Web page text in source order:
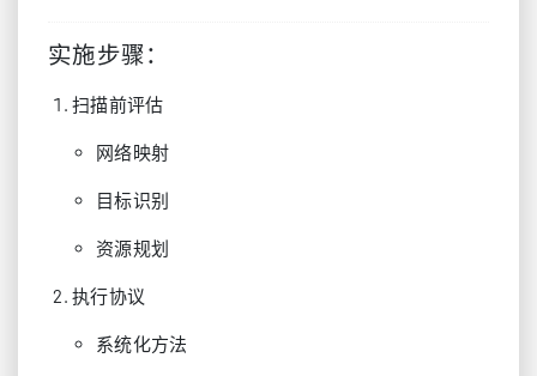
实施步骤：
扫描前评估
网络映射
目标识别
资源规划
执行协议
系统化方法